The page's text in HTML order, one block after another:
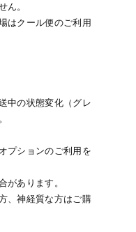
ん。
はクール便のご利用
中の状態変化（グレ
プションのご利用を
があります。
、神経質な方はご購